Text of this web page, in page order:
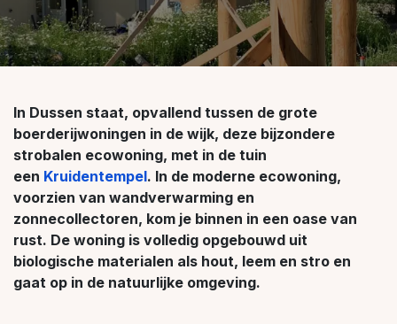
In Dussen staat, opvallend tussen de grote
boerderijwoningen in de wijk, deze bijzondere
strobalen ecowoning, met in de tuin
een Kruidentempel. In de moderne ecowoning,
voorzien van wandverwarming en
zonnecollectoren, kom je binnen in een oase van
rust. De woning is volledig opgebouwd uit
biologische materialen als hout, leem en stro en
gaat op in de natuurlijke omgeving.